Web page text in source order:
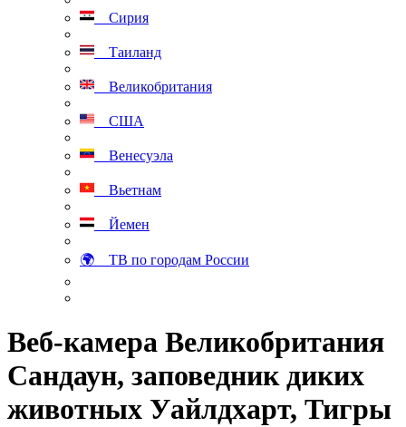
Сирия
Таиланд
Великобритания
США
Венесуэла
Вьетнам
Йемен
🌍 ТВ по городам России
Веб-камера Великобритания
Сандаун, заповедник диких
животных Уайлдхарт, Тигры